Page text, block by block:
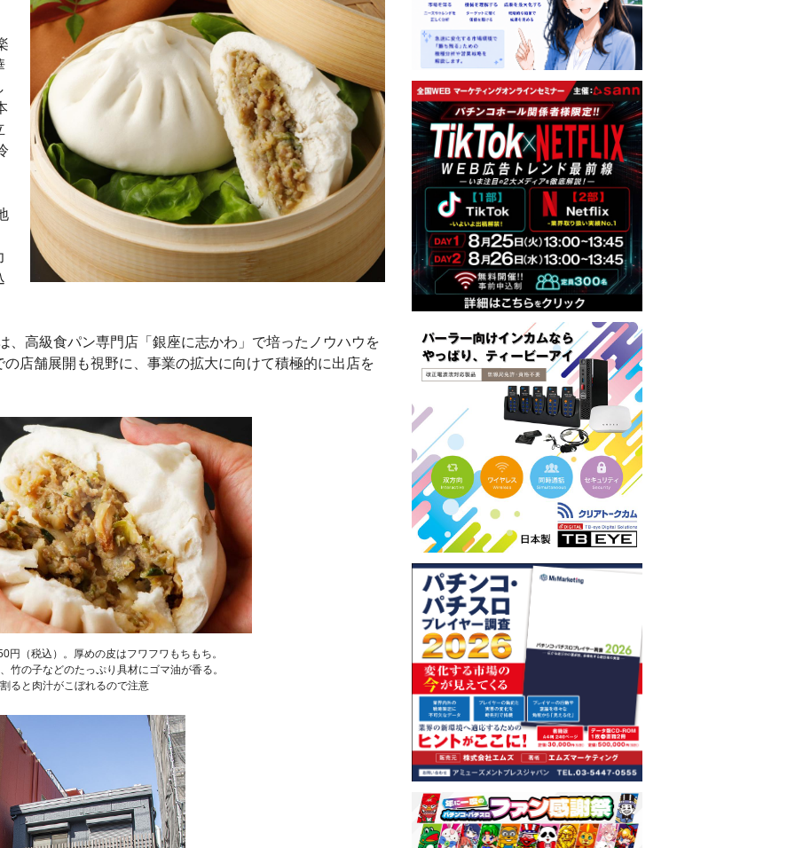
、高級食パン専門店「銀座に志かわ」で培ったノウハウを
店舗展開も視野に、事業の拡大に向けて積極的に出店を
円（税込）。厚めの皮はフワフワもちもち。
竹の子などのたっぷり具材にゴマ油が香る。
割ると肉汁がこぼれるので注意